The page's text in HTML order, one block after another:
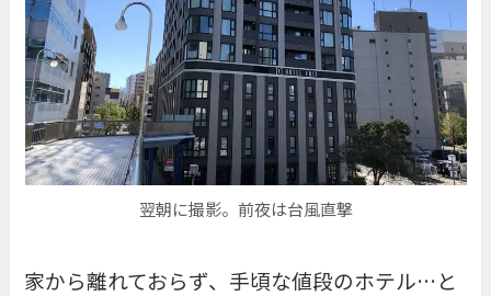
翌朝に撮影。前夜は台風直撃
家から離れておらず、手頃な値段のホテル…と